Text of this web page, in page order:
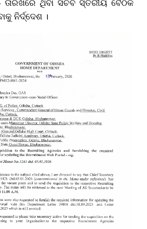
ନିର୍ଦ୍ଦେଶ ।